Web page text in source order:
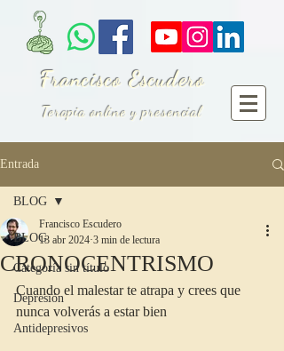
Francisco Escudero
Terapia online y presencial
Entrada
BLOG
Categoría sin título
Depresión
Antidepresivos
BLOG
CRONOCENTRISMO
Francisco Escudero
13 abr 2024 3 min de lectura
Cuando el malestar te atrapa y crees que
nunca volverás a estar bien